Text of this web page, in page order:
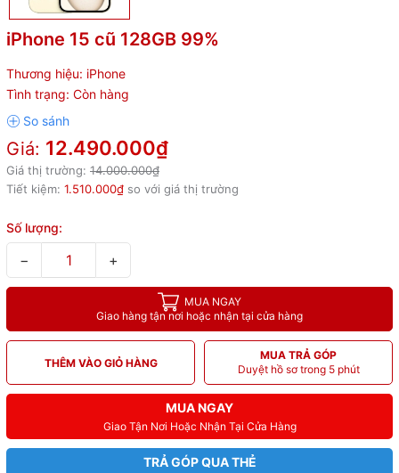
iPhone 15 cũ 128GB 99%
Thương hiệu: iPhone
Tình trạng: Còn hàng
Giá: 12.490.000₫
Giá thị trường: 14.000.000₫
Tiết kiệm: 1.510.000₫ so với giá thị trường
Số lượng:
− +
MUA NGAY
Giao hàng tận nơi hoặc nhận tại cửa hàng
THÊM VÀO GIỎ HÀNG
MUA TRẢ GÓP
Duyệt hồ sơ trong 5 phút
MUA NGAY
Giao Tận Nơi Hoặc Nhận Tại Cửa Hàng
TRẢ GÓP QUA THẺ